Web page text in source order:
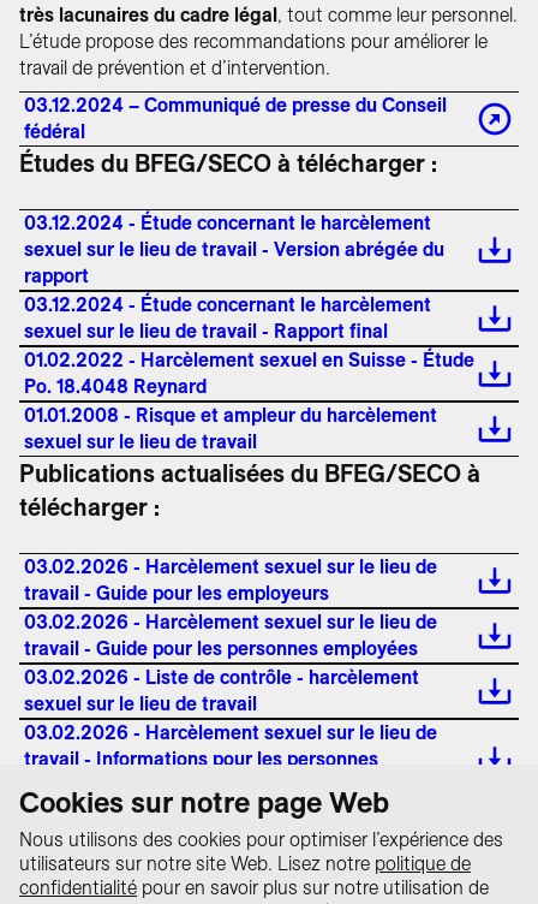
très lacunaires du cadre légal , tout comme leur personnel.
L’étude propose des recommandations pour améliorer le
travail de prévention et d’intervention.
03.12.2024 – Communiqué de presse du Conseil
fédéral
Études du BFEG/SECO à télécharger :
03.12.2024 - Étude concernant le harcèlement
sexuel sur le lieu de travail - Version abrégée du
rapport
03.12.2024 - Étude concernant le harcèlement
sexuel sur le lieu de travail - Rapport final
01.02.2022 - Harcèlement sexuel en Suisse - Étude
Po. 18.4048 Reynard
01.01.2008 - Risque et ampleur du harcèlement
sexuel sur le lieu de travail
Publications actualisées du BFEG/SECO à
télécharger :
03.02.2026 - Harcèlement sexuel sur le lieu de
travail - Guide pour les employeurs
03.02.2026 - Harcèlement sexuel sur le lieu de
travail - Guide pour les personnes employées
03.02.2026 - Liste de contrôle - harcèlement
sexuel sur le lieu de travail
03.02.2026 - Harcèlement sexuel sur le lieu de
travail - Informations pour les personnes
Protection des
Cookies sur notre page Web
Nous utilisons des cookies pour optimiser l’expérience des
utilisateurs sur notre site Web. Lisez notre politique de
confidentialité pour en savoir plus sur notre utilisation de